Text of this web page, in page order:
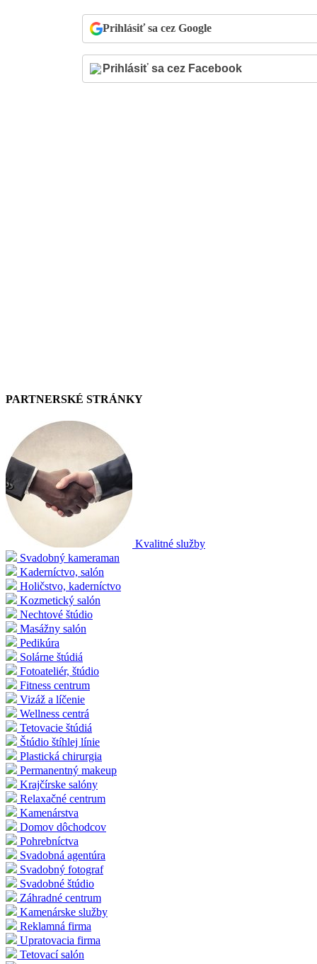
Prihlásiť sa cez Google
PARTNERSKÉ STRÁNKY
Kvalitné služby
Svadobný kameraman
Kaderníctvo, salón
Holičstvo, kaderníctvo
Kozmetický salón
Nechtové štúdio
Masážny salón
Pedikúra
Solárne štúdiá
Fotoateliér, štúdio
Fitness centrum
Vizáž a líčenie
Wellness centrá
Tetovacie štúdiá
Štúdio štíhlej línie
Plastická chirurgia
Permanentný makeup
Krajčírske salóny
Relaxačné centrum
Kamenárstva
Domov dôchodcov
Pohrebníctva
Svadobná agentúra
Svadobný fotograf
Svadobné štúdio
Záhradné centrum
Kamenárske služby
Reklamná firma
Upratovacia firma
Tetovací salón